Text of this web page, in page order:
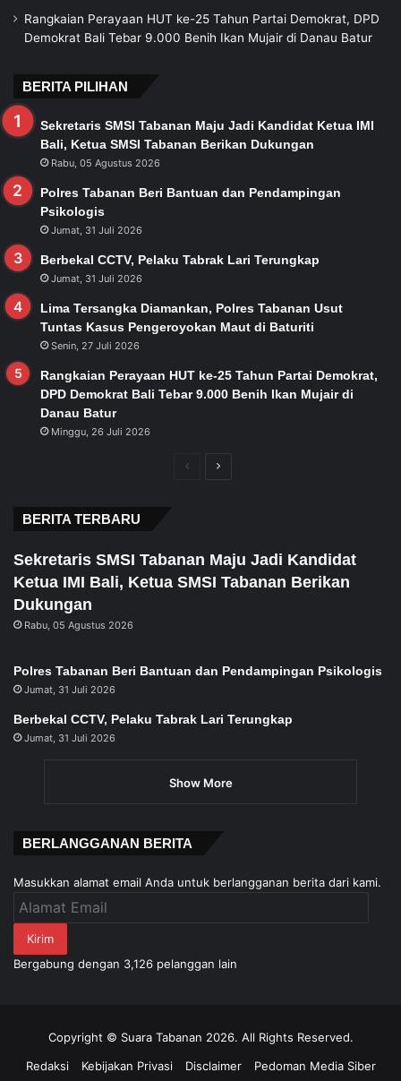
Rangkaian Perayaan HUT ke-25 Tahun Partai Demokrat, DPD
Demokrat Bali Tebar 9.000 Benih Ikan Mujair di Danau Batur
BERITA PILIHAN
Sekretaris SMSI Tabanan Maju Jadi Kandidat Ketua IMI
Bali, Ketua SMSI Tabanan Berikan Dukungan
Rabu, 05 Agustus 2026
Polres Tabanan Beri Bantuan dan Pendampingan
Psikologis
Jumat, 31 Juli 2026
Berbekal CCTV, Pelaku Tabrak Lari Terungkap
Jumat, 31 Juli 2026
Lima Tersangka Diamankan, Polres Tabanan Usut
Tuntas Kasus Pengeroyokan Maut di Baturiti
Senin, 27 Juli 2026
Rangkaian Perayaan HUT ke-25 Tahun Partai Demokrat,
DPD Demokrat Bali Tebar 9.000 Benih Ikan Mujair di
Danau Batur
Minggu, 26 Juli 2026
PreviousNext
BERITA TERBARU
Sekretaris SMSI Tabanan Maju Jadi Kandidat
Ketua IMI Bali, Ketua SMSI Tabanan Berikan
Dukungan
Rabu, 05 Agustus 2026
Polres Tabanan Beri Bantuan dan Pendampingan Psikologis
Jumat, 31 Juli 2026
Berbekal CCTV, Pelaku Tabrak Lari Terungkap
Jumat, 31 Juli 2026
Show More
BERLANGGANAN BERITA
Masukkan alamat email Anda untuk berlangganan berita dari kami.
Alamat
Kirim
Bergabung dengan 3,126 pelanggan lain
Copyright © Suara Tabanan 2026. All Rights Reserved.
Redaksi
Kebijakan Privasi Disclaimer Pedoman Media Siber